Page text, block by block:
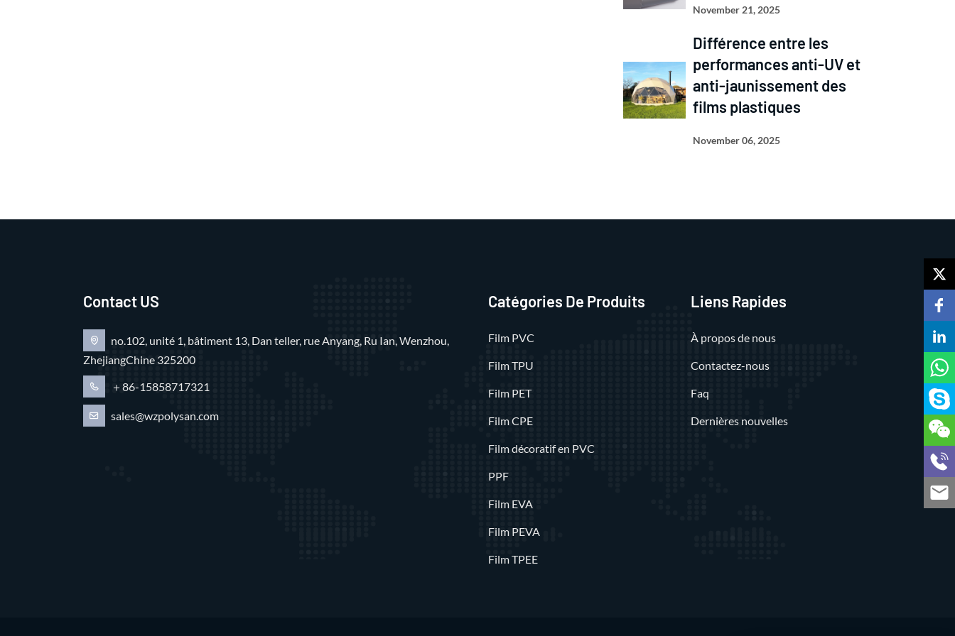
November 21, 2025
Différence entre les
performances anti-UV et
anti-jaunissement des
films plastiques
November 06, 2025
Contact US
no.102, unité 1, bâtiment 13, Dan teller, rue Anyang, Ru Ian, Wenzhou,
ZhejiangChine 325200
＋86-15858717321
sales@wzpolysan.com
Catégories De Produits
Film PVC
Film TPU
Film PET
Film CPE
Film décoratif en PVC
PPF
Film EVA
Film PEVA
Film TPEE
Liens Rapides
À propos de nous
Contactez-nous
Faq
Dernières nouvelles